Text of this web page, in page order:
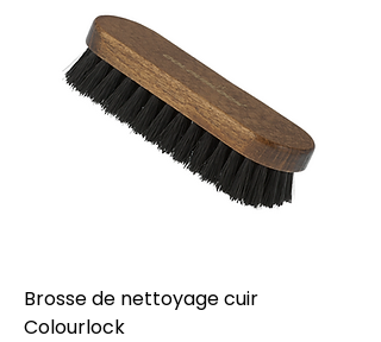
Brosse de nettoyage cuir
Colourlock